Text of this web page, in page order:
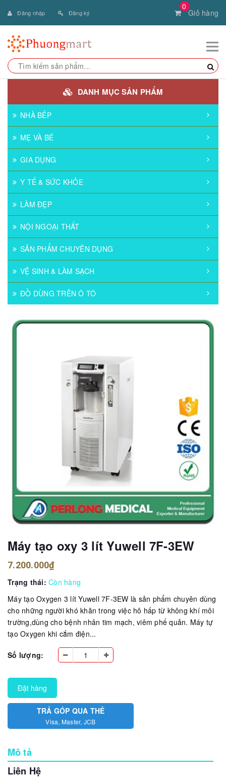
0
Giỏ hàng
Đăng nhập Đăng ký
DANH MỤC SẢN PHẨM
NHÀ BẾP
MẸ VÀ BÉ
GIA DỤNG
Y TẾ & SỨC KHỎE
LÀM ĐẸP
NỘI NGOẠI THẤT
SẢN PHẨM CHUYÊN DỤNG
VỆ SINH & LÀM SẠCH
ĐỒ DÙNG TRÊN Ô TÔ
Máy tạo oxy 3 lít Yuwell 7F-3EW
7.200.000₫
Trạng thái: Còn hàng
Máy tạo Oxygen 3 lít Yuwell 7F-3EW là sản phẩm chuyên dùng
cho những người khó khăn trong việc hô hấp từ không khí môi
trường,dùng cho bệnh nhân tim mạch, viêm phế quản. Máy tự
tạo Oxygen khi cắm điện...
Số lượng:
Đặt hàng
TRẢ GÓP QUA THẺ
Visa, Master, JCB
Mô tả
Liên Hệ